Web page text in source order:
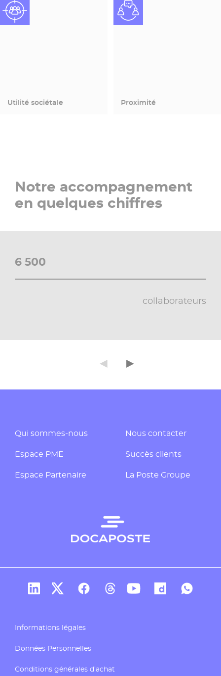
Utilité sociétale Proximité
Notre accompagnement
en quelques chiffres
6 500
collaborateurs
◄ ►
Qui sommes-nous
Espace PME
Espace Partenaire
Nous contacter
Succès clients
La Poste Groupe
Compte Linkedin de Docaposte
Compte X de Docaposte
Compte Facebook de Docaposte
Compte Threads de
Compte Youtube de
CompteCompte
Informations légales
Données Personnelles
Conditions générales d’achat